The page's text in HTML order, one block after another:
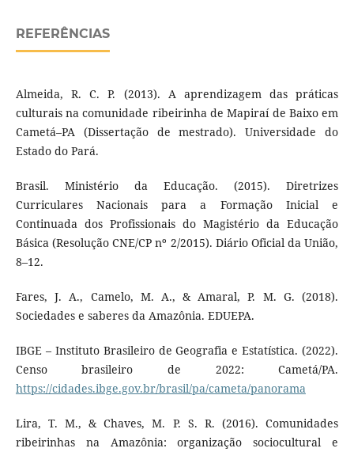
REFERÊNCIAS
Almeida, R. C. P. (2013). A aprendizagem das práticas
culturais na comunidade ribeirinha de Mapiraí de Baixo em
Cametá–PA (Dissertação de mestrado). Universidade do
Estado do Pará.
Brasil. Ministério da Educação. (2015). Diretrizes
Curriculares Nacionais para a Formação Inicial e
Continuada dos Profissionais do Magistério da Educação
Básica (Resolução CNE/CP nº 2/2015). Diário Oficial da União,
8–12.
Fares, J. A., Camelo, M. A., & Amaral, P. M. G. (2018).
Sociedades e saberes da Amazônia. EDUEPA.
IBGE – Instituto Brasileiro de Geografia e Estatística. (2022).
Censo brasileiro de 2022: Cametá/PA.
https://cidades.ibge.gov.br/brasil/pa/cameta/panorama
Lira, T. M., & Chaves, M. P. S. R. (2016). Comunidades
ribeirinhas na Amazônia: organização sociocultural e